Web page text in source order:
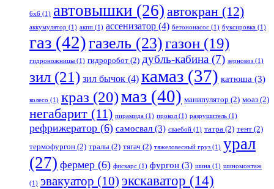
6x6 (1) автовышки (26) автокран (12)
аккумулятор (1) акпп (1) ассенизатор (4) бетононасос (1) буксировка (1)
газ (42)газель (23)газон (19)
гидроножницы (1) гидроробот (2) дубль-кабина (7) зерновоз (1)
зил (21) зил бычок (4) камаз (37) катюша (3)
колесо (1) краз (20)маз (40) манипулятор (2) моаз (2)
негабарит (11) пирамида (1) прокол (1) разрушитель (1)
рефрижератор (6) самосвал (3) сваебой (1) татра (2) тент (2)
термофургон (2) тралы (2) тягач (2) тяжеловесный груз (1) урал
(27) фермер (6) фискарс (1) фургон (3) шина (1) шиномонтаж
(1) эвакуатор (10) экскаватор (14)